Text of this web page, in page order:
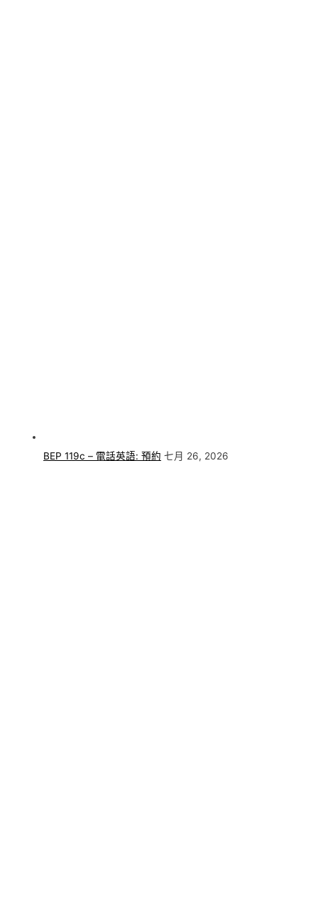
BEP 119c – 電話英語: 預約 七月 26, 2026